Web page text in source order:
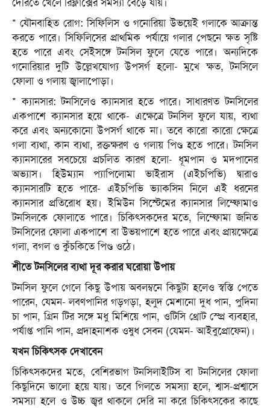
* যৌনবাহিত রোগ: সিফিলিস ও গনোরিয়া উভয়েই গলাকে আক্রান্ত
করতে পারে। সিফিলিসের প্রাথমিক পর্যায়ে গলার পেছনে ক্ষত সৃষ্টি
হতে পারে এবং সেইসঙ্গে টনসিল ফুলে যেতে পারে। অন্যদিকে
গনোরিয়ার দুটি উল্লেখযোগ্য উপসর্গ হলো- মুখে ক্ষত, টনসিলে
ফোলা ও গলায় জ্বালাপোড়া।
* ক্যানসার: টনসিলেও ক্যানসার হতে পারে। সাধারণত টনসিলের
একপাশে ক্যানসার হয়ে থাকে- এক্ষেত্রে টনসিল ফুলে যায়, ব্যথা
করে এবং অন্যকোনো উপসর্গ থাকে না। তবে কারো কারো ক্ষেত্রে
গলা ব্যথা, কান ব্যথা, রক্তক্ষরণ ও গলায় পিণ্ড হতে পারে। টনসিল
ক্যানসারের সবচেয়ে প্রচলিত কারণ হলো- ধূমপান ও মদপানের
অভ্যাস। হিউম্যান প্যাপিলোমা ভাইরাস (এইচপিভি) দ্বারাও
ক্যানসারটি হতে পারে- এইচপিভি ভ্যাকসিন নিলে এই ধরনের
ক্যানসার প্রতিরোধ হয়। ইমিউন সিস্টেমের ক্যানসার লিম্ফোমাও
টনসিলকে ফোলাতে পারে। চিকিৎসকদের মতে, লিম্ফোমা জনিত
টনসিলের ফোলা একপাশে বা উভয়পাশে হতে পারে এবং প্রায়ক্ষেত্রে
গলা, বগল ও কুঁচকিতে পিণ্ড ওঠে।
শীতে টনসিলের ব্যথা দূর করার ঘরোয়া উপায়
টনসিল ফুলে গেলে কিছু উপায় অবলম্বনে কিছুটা হলেও স্বস্তি পেতে
পারেন, যেমন- লবণপানির গড়গড়া, হলুদ মেশানো দুধ পান, পুদিনা
চা পান, গ্রিন টির সঙ্গে মধু মিশিয়ে পান, ওটিসি থ্রোট স্প্রে ব্যবহার,
পর্যাপ্ত পানি পান, প্রদাহনাশক ওষুধ সেবন (যেমন- আইবুপ্রোফেন)।
যখন চিকিৎসক দেখাবেন
চিকিৎসকদের মতে, বেশিরভাগ টনসিলাইটিস বা টনসিলের ফোলা
কিছুদিনে ভালো হয়ে যায়। তবে গিলতে সমস্যা হলে, শ্বাস-প্রশ্বাসে
সমস্যা হলে ও উচ্চ জ্বর থাকলে দেরি না করে চিকিৎসকের কাছে